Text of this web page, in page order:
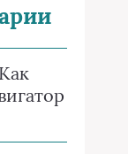
Как